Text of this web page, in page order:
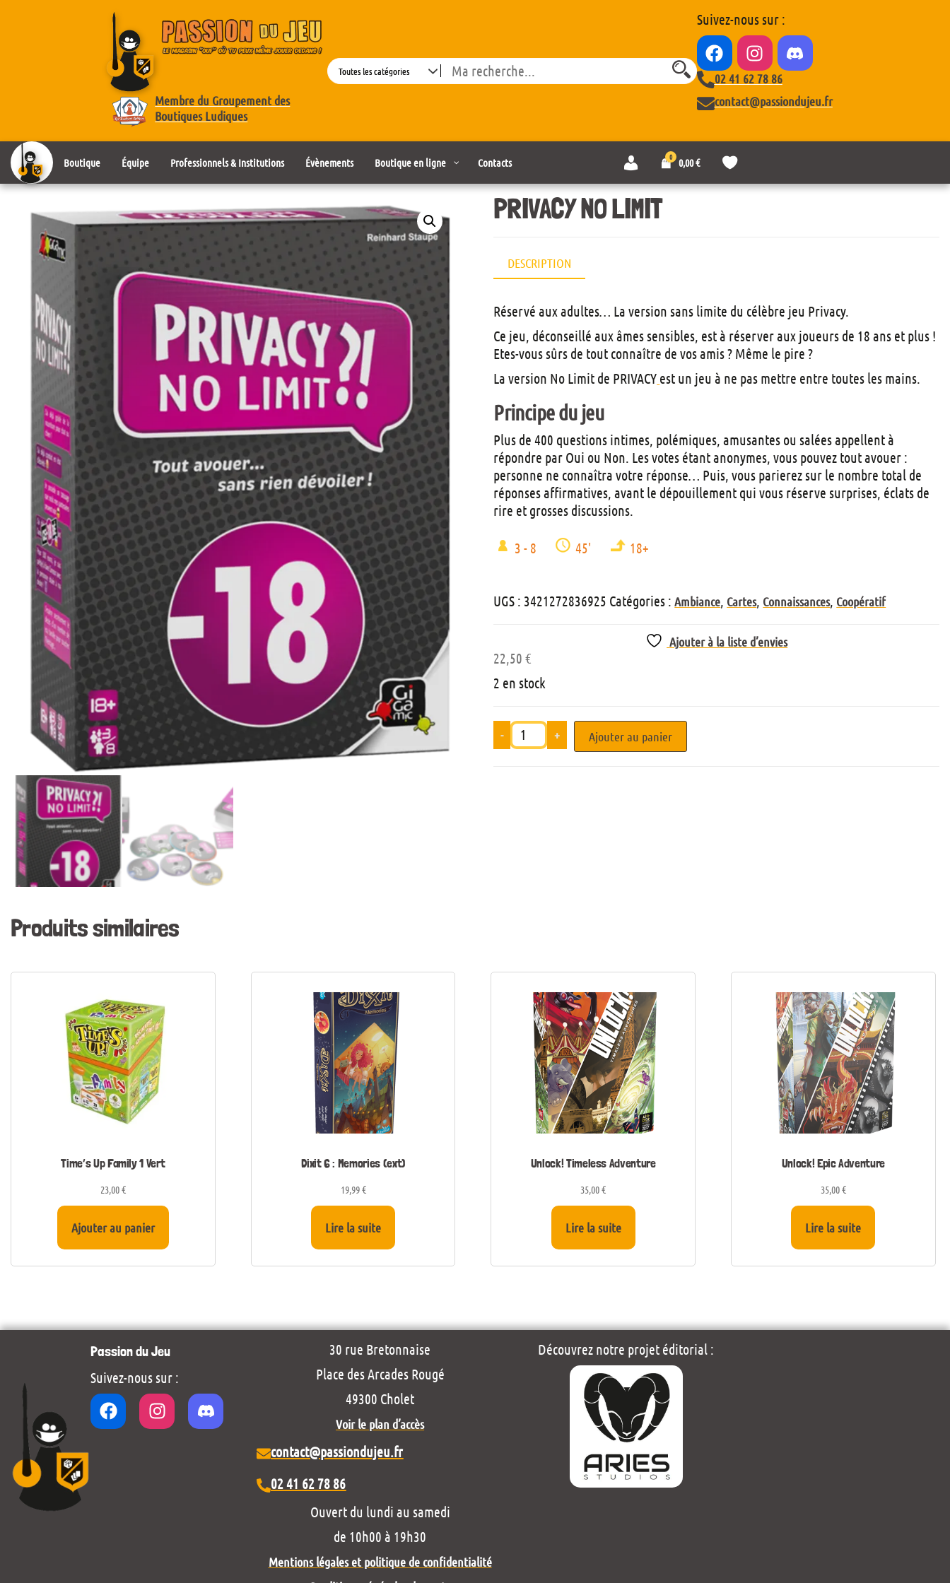
Membre du Groupement des
Boutiques Ludiques
Search
Suivez-nous sur :
02 41 62 78 86
contact@passiondujeu.fr
Boutique Équipe Professionnels & Institutions Évènements Boutique en ligne Contacts
n
c
o
m
0 0,00€
s
i
s
PRIVACY NO LIMIT
DESCRIPTION
Réservé aux adultes… La version sans limite du célèbre jeu Privacy.
Ce jeu, déconseillé aux âmes sensibles, est à réserver aux joueurs de 18 ans et plus !
Etes-vous sûrs de tout connaître de vos amis ? Même le pire ?
La version No Limit de PRIVACY est un jeu à ne pas mettre entre toutes les mains.
Principe du jeu
Plus de 400 questions intimes, polémiques, amusantes ou salées appellent à
répondre par Oui ou Non. Les votes étant anonymes, vous pouvez tout avouer :
personne ne connaîtra votre réponse… Puis, vous parierez sur le nombre total de
réponses affirmatives, avant le dépouillement qui vous réserve surprises, éclats de
rire et grosses discussions.
3 - 8 45' 18+
UGS : 3421272836925 Catégories :Ambiance Cartes, Connaissances, Coopératif
Ajouter à la liste d’envies
22,50€
2 en stock
- + Ajouter au panier
Produits similaires
Time’s Up Family 1 Vert
23,00€
Ajouter au panier
Dixit 6 : Memories (ext)
19,99€
Lire la suite
Unlock! Timeless Adventure
35,00€
Lire la suite
Unlock! Epic Adventure
35,00€
Lire la suite
Passion du Jeu
Suivez-nous sur :
30 rue Bretonnaise
Place des Arcades Rougé
49300 Cholet
Voir le plan d’accès
contact@passiondujeu.fr
02 41 62 78 86
Ouvert du lundi au samedi
de 10h00 à 19h30
Découvrez notre projet éditorial :
Mentions légales et politique de confidentialité